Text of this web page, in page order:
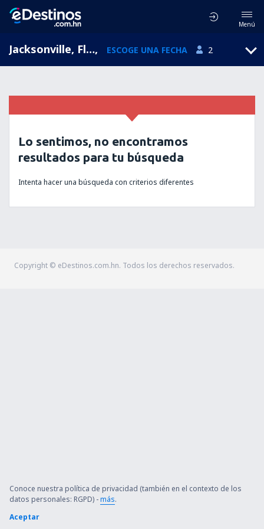
Menú
Jacksonville, Florida, Estados Unidos, ESCOGE UNA FECHA 2
Lo sentimos, no encontramos
resultados para tu búsqueda
Intenta hacer una búsqueda con criterios diferentes
Copyright © eDestinos.com.hn. Todos los derechos reservados.
Conoce nuestra política de privacidad (también en el contexto de los
datos personales: RGPD) -más.
Aceptar